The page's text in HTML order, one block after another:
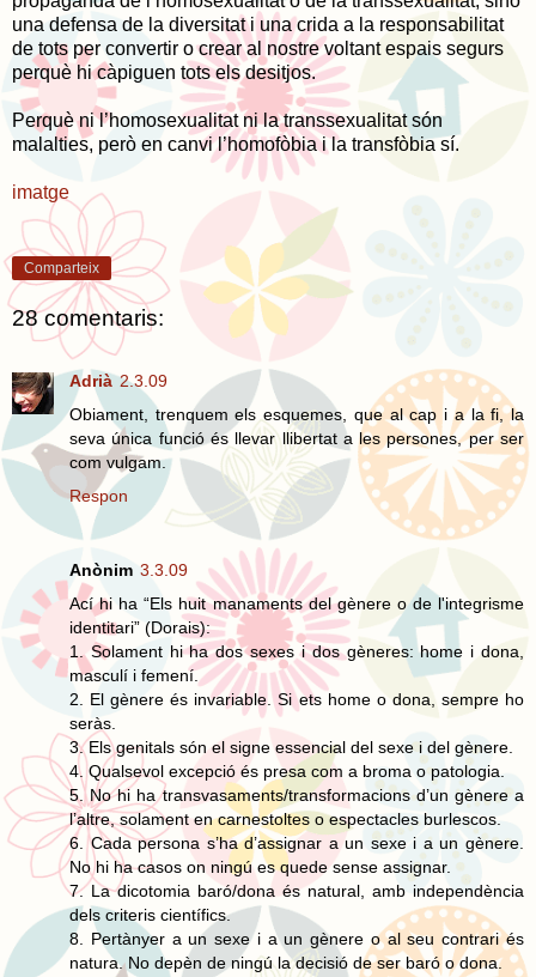
una defensa de la diversitat i una crida a la responsabilitat
de tots per convertir o crear al nostre voltant espais segurs
perquè hi càpiguen tots els desitjos.
Perquè ni l’homosexualitat ni la transsexualitat són
malalties, però en canvi l’homofòbia i la transfòbia sí.
imatge
Comparteix
28 comentaris:
Adrià 2.3.09
Obiament, trenquem els esquemes, que al cap i a la fi, la
seva única funció és llevar llibertat a les persones, per ser
com vulgam.
Respon
Anònim 3.3.09
Ací hi ha “Els huit manaments del gènere o de l'integrisme
identitari” (Dorais):
1. Solament hi ha dos sexes i dos gèneres: home i dona,
masculí i femení.
2. El gènere és invariable. Si ets home o dona, sempre ho
seràs.
3. Els genitals són el signe essencial del sexe i del gènere.
4. Qualsevol excepció és presa com a broma o patologia.
5. No hi ha transvasaments/transformacions d’un gènere a
l’altre, solament en carnestoltes o espectacles burlescos.
6. Cada persona s’ha d’assignar a un sexe i a un gènere.
No hi ha casos on ningú es quede sense assignar.
7. La dicotomia baró/dona és natural, amb independència
dels criteris científics.
8. Pertànyer a un sexe i a un gènere o al seu contrari és
natura. No depèn de ningú la decisió de ser baró o dona.